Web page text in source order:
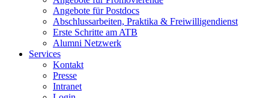
Angebote für Postdocs
Abschlussarbeiten, Praktika & Freiwilligendienst
Erste Schritte am ATB
Alumni Netzwerk
Services
Kontakt
Presse
Intranet